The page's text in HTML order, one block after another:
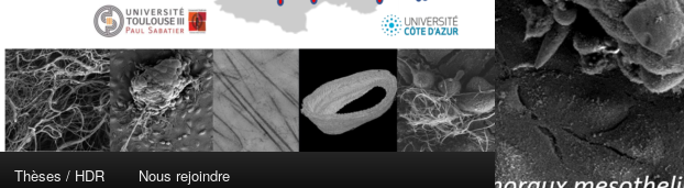
Thèses / HDR Nous rejoindre